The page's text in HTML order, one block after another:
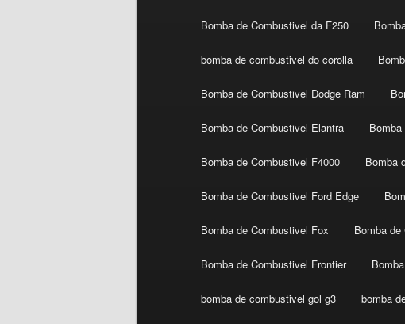
Bomba de Combustivel da F250
bomba de combustivel do corolla
Bomba de Combustivel Dodge Ram
Bomba de Combustivel Elantra
Bomba de Combustivel F4000 Bomba
Bomba de Combustivel Ford Edge
Bomba de Combustivel Fox Bomba de
Bomba de Combustivel Frontier
bomba de combustivel gol g3 bomba